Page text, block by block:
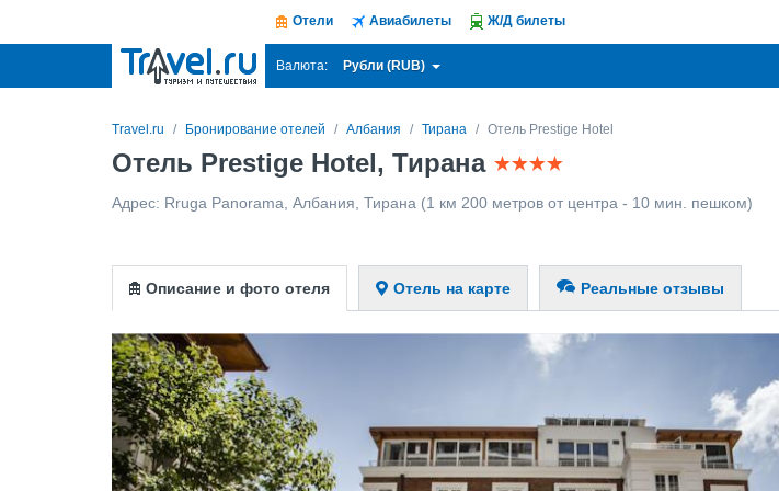
Отели Авиабилеты Ж/Д билеты
Валюта: Рубли (RUB)
Travel.ru Бронирование отелей Албания Тирана Отель Prestige Hotel
Отель Prestige Hotel, Тирана
Адрес: Rruga Panorama Албания Тирана (1 км 200 метров от центра - 10 мин. пешком)
Описание и фото отеля Отель на карте Реальные отзывы